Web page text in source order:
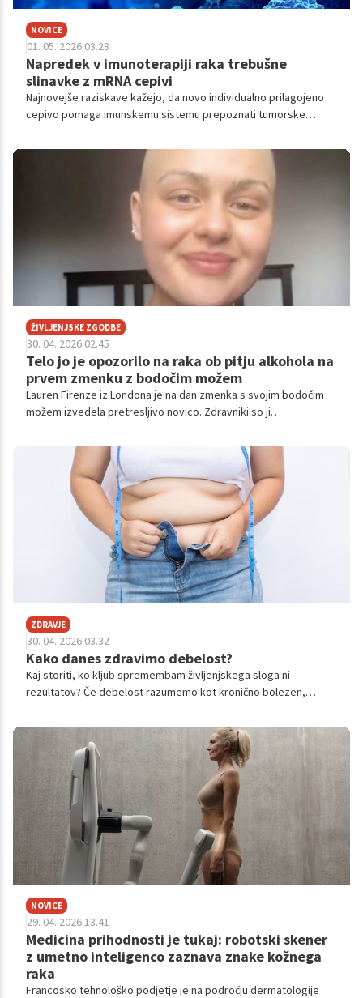
NOVICE
01. 05. 2026 03.28
Napredek v imunoterapiji raka trebušne
slinavke z mRNA cepivi
Najnovejše raziskave kažejo, da novo individualno prilagojeno
cepivo pomaga imunskemu sistemu prepoznati tumorske
šest let dodatnega življenja.
ŽIVLJENJSKE ZGODBE
30. 04. 2026 02.45
Telo jo je opozorilo na raka ob pitju alkohola na
prvem zmenku z bodočim možem
Lauren Firenze iz Londona je na dan zmenka s svojim bodočim
možem izvedela pretresljivo novico. Zdravniki so ji
pa je povsem nepričakovano opazila ob kozarcu vina.
ZDRAVJE
30. 04. 2026 03.32
Kako danes zdravimo debelost?
Kaj storiti, ko kljub spremembam življenjskega sloga ni
rezultatov? Če debelost razumemo kot kronično bolezen,
gibanja niso dovolj.
NOVICE
29. 04. 2026 13.41
Medicina prihodnosti je tukaj: robotski skener
z umetno inteligenco zaznava znake kožnega
raka
Francosko tehnološko podjetje je na področju dermatologije